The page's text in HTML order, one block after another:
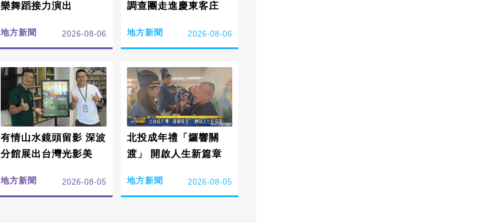
樂舞蹈接力演出
地方新聞 2026-08-06
調查團走進慶東客庄
地方新聞 2026-08-06
有情山水鏡頭留影 深波
分館展出台灣光影美
地方新聞 2026-08-05
北投成年禮「鑼響關
渡」 開啟人生新篇章
地方新聞 2026-08-05